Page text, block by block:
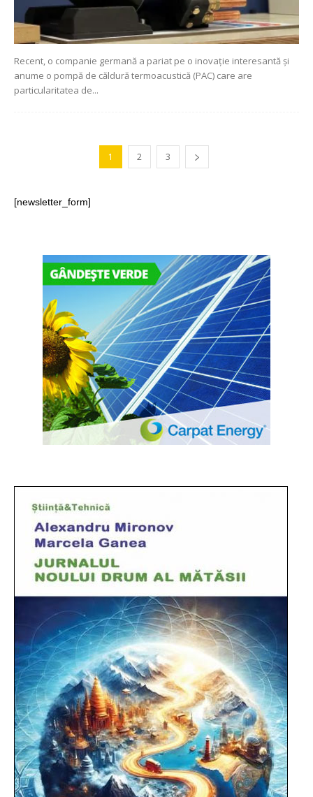
Recent, o companie germană a pariat pe o inovație interesantă și
anume o pompă de căldură termoacustică (PAC) care are
particularitatea de...
1 2 3
[newsletter_form]